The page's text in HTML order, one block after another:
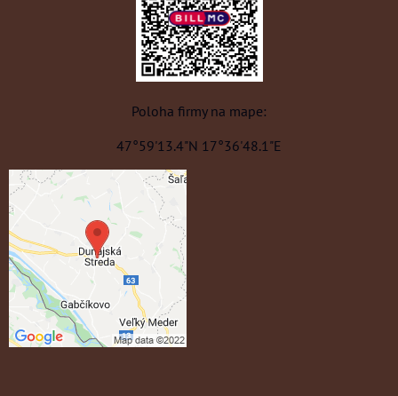
Poloha firmy na mape:
47°59'13.4"N 17°36'48.1"E